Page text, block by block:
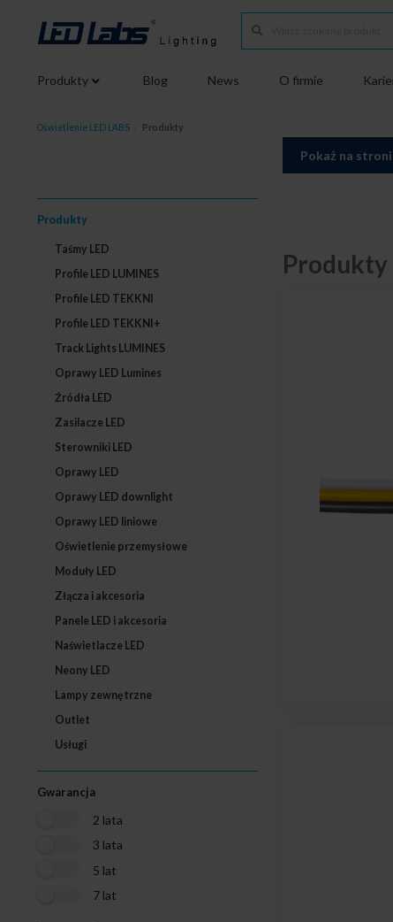
Produkty Blog News O firmie
Oświetlenie LED LABS Produkty
Produkty
Taśmy LED
Profile LED LUMINES
Profile LED TEKKNI
Profile LED TEKKNI+
Track Lights LUMINES
Oprawy LED Lumines
Źródła LED
Zasilacze LED
Sterowniki LED
Oprawy LED
Oprawy LED downlight
Oprawy LED liniowe
Oświetlenie przemysłowe
Moduły LED
Złącza i akcesoria
Panele LED i akcesoria
Naświetlacze LED
Neony LED
Lampy zewnętrzne
Outlet
Usługi
Gwarancja
2 lata
3 lata
5 lat
7 lat
Pokaż na
Produkty